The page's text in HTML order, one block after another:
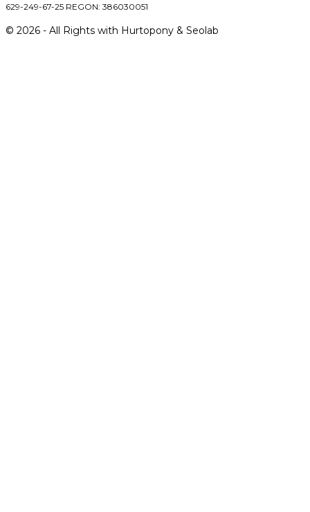
629-249-67-25 REGON: 386030051
© 2026 - All Rights with Hurtopony & Seolab